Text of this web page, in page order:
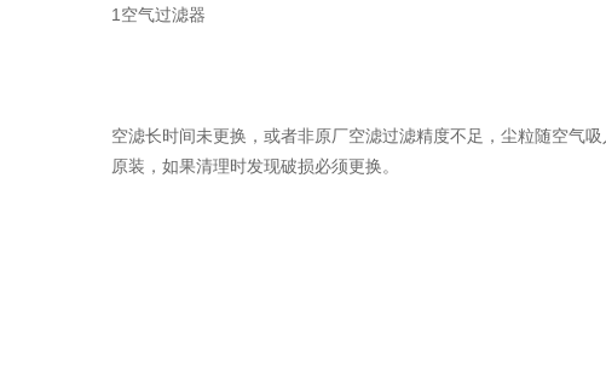
1空气过滤器
空滤长时间未更换，或者非原厂空滤过滤精度不足，尘粒随空气
原装，如果清理时发现破损必须更换。